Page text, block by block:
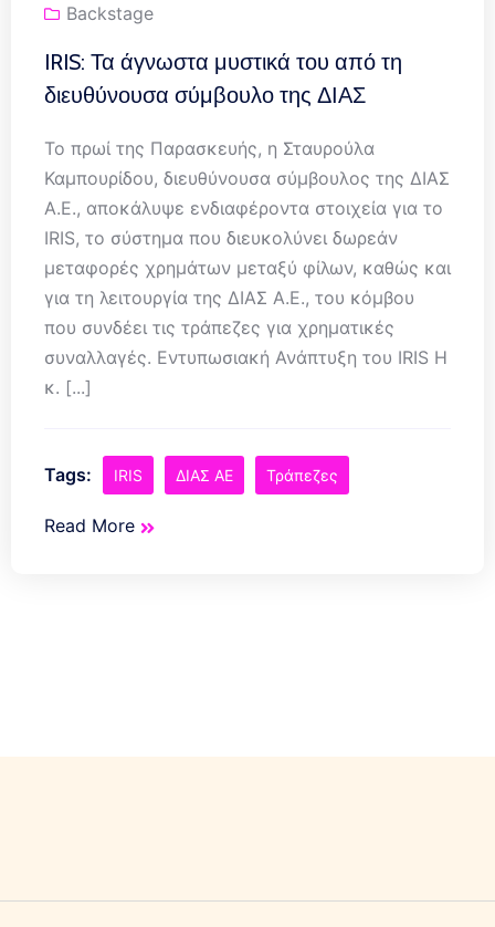
Backstage
IRIS: Τα άγνωστα μυστικά του από τη
διευθύνουσα σύμβουλο της ΔΙΑΣ
Το πρωί της Παρασκευής, η Σταυρούλα
Καμπουρίδου, διευθύνουσα σύμβουλος της ΔΙΑΣ
Α.Ε., αποκάλυψε ενδιαφέροντα στοιχεία για το
IRIS, το σύστημα που διευκολύνει δωρεάν
μεταφορές χρημάτων μεταξύ φίλων, καθώς και
για τη λειτουργία της ΔΙΑΣ Α.Ε., του κόμβου
που συνδέει τις τράπεζες για χρηματικές
συναλλαγές. Εντυπωσιακή Ανάπτυξη του IRIS Η
κ. [...]
Tags: IRIS ΔΙΑΣ ΑΕ Τράπεζες
Read More